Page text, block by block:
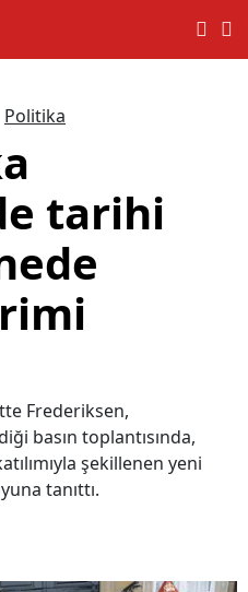
Politika
tarihi
Frederiksen,
basın toplantısında,
şekillenen yeni
tanıttı.